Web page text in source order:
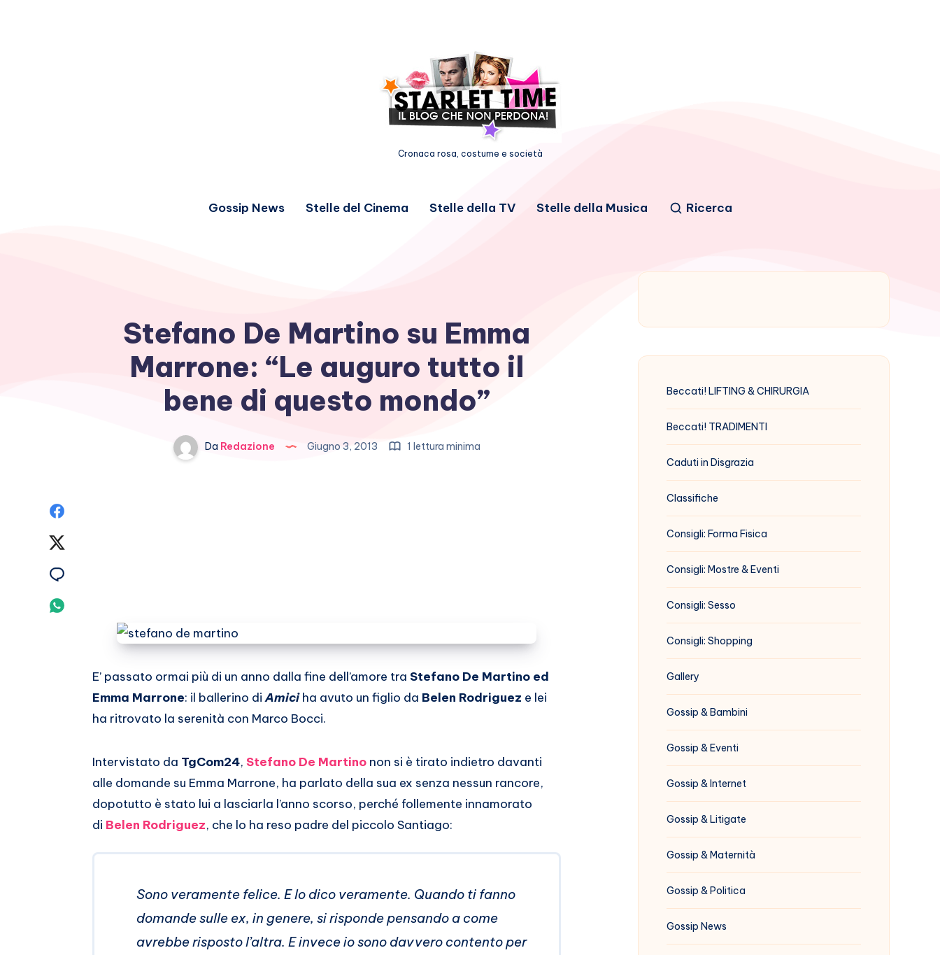
Cronaca rosa, costume e società
Gossip News Stelle del Cinema Stelle della TV Stelle della Musica Ricerca
Stefano De Martino su Emma
Marrone: “Le auguro tutto il
bene di questo mondo”
Da Redazione Giugno 3, 2013 1 lettura minima
E’ passato ormai più di un anno dalla fine dell’amore tra Stefano De Martino ed
Emma Marrone: il ballerino diAmici ha avuto un figlio da Belen Rodriguez e lei
ha ritrovato la serenità con Marco Bocci.
Intervistato da TgCom24, Stefano De Martino non si è tirato indietro davanti
alle domande su Emma Marrone, ha parlato della sua ex senza nessun rancore,
dopotutto è stato lui a lasciarla l’anno scorso, perché follemente innamorato
di Belen Rodriguez, che lo ha reso padre del piccolo Santiago:
Sono veramente felice. E lo dico veramente. Quando ti fanno
domande sulle ex, in genere, si risponde pensando a come
avrebbe risposto l’altra. E invece io sono davvero contento per
Beccati! LIFTING & CHIRURGIA
Beccati! TRADIMENTI
Caduti in Disgrazia
Classifiche
Consigli: Forma Fisica
Consigli: Mostre & Eventi
Consigli: Sesso
Consigli: Shopping
Gallery
Gossip & Bambini
Gossip & Eventi
Gossip & Internet
Gossip & Litigate
Gossip & Maternità
Gossip & Politica
Gossip News